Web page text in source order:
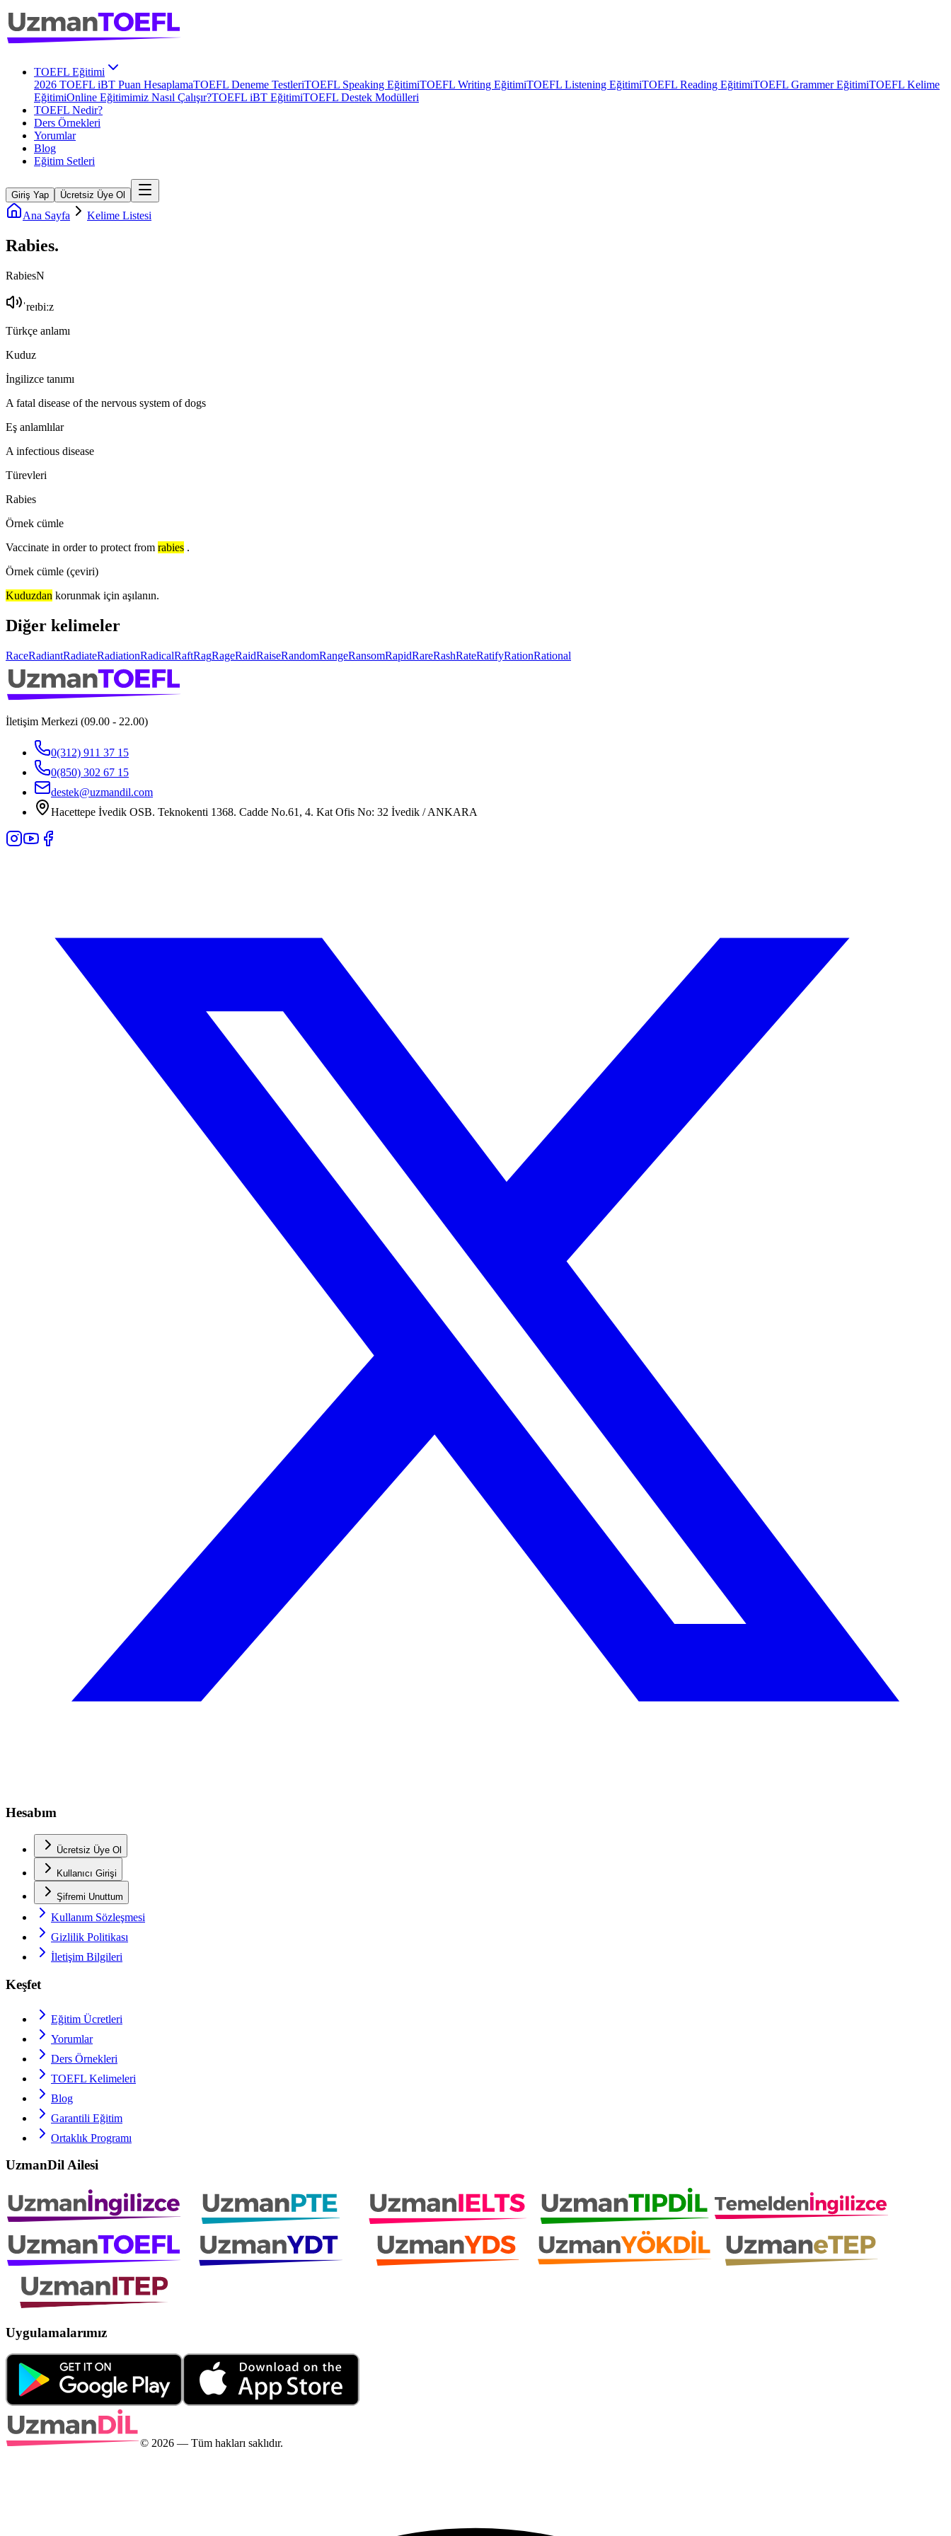
TOEFL Eğitimi
2026 TOEFL iBT Puan HesaplamaTOEFL Deneme TestleriTOEFL Speaking EğitimiTOEFL Writing EğitimiTOEFL Listening EğitimiTOEFL Reading EğitimiTOEFL Grammer EğitimiTOEFL Kelime
EğitimiOnline Eğitimimiz Nasıl Çalışır?TOEFL iBT EğitimiTOEFL Destek Modülleri
TOEFL Nedir?
Ders Örnekleri
Yorumlar
Blog
Eğitim Setleri
Giriş Yap Ücretsiz Üye Ol
Ana Sayfa Kelime Listesi
Rabies.
RabiesN
ˈreɪbiːz
Türkçe anlamı
Kuduz
İngilizce tanımı
A fatal disease of the nervous system of dogs
Eş anlamlılar
A infectious disease
Türevleri
Rabies
Örnek cümle
Vaccinate in order to protect from rabies .
Örnek cümle (çeviri)
Kuduzdan korunmak için aşılanın.
Diğer kelimeler
RaceRadiantRadiateRadiationRadicalRaftRagRageRaidRaiseRandomRangeRansomRapidRareRashRateRatifyRationRational
İletişim Merkezi (09.00 - 22.00)
0(312) 911 37 15
0(850) 302 67 15
destek@uzmandil.com
Hacettepe İvedik OSB. Teknokenti 1368. Cadde No.61, 4. Kat Ofis No: 32 İvedik / ANKARA
Hesabım
Ücretsiz Üye Ol
Kullanıcı Girişi
Şifremi Unuttum
Kullanım Sözleşmesi
Gizlilik Politikası
İletişim Bilgileri
Keşfet
Eğitim Ücretleri
Yorumlar
Ders Örnekleri
TOEFL Kelimeleri
Blog
Garantili Eğitim
Ortaklık Programı
UzmanDil Ailesi
Uygulamalarımız
© 2026 — Tüm hakları saklıdır.